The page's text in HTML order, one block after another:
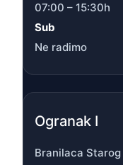
07:00 – 15:30h
Sub
Ne radimo
Ogranak I
Branilaca